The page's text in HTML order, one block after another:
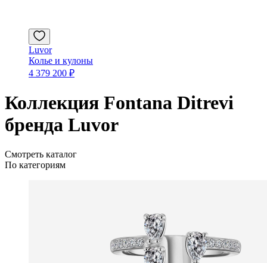
Luvor
Колье и кулоны
4 379 200 ₽
Коллекция Fontana Ditrevi
бренда Luvor
Смотреть каталог
По категориям